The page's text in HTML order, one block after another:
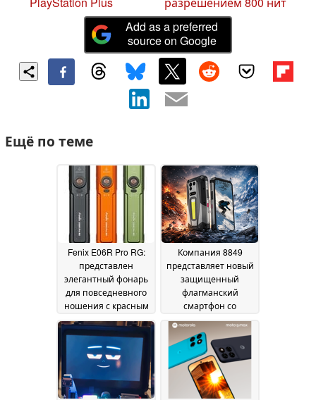
Add as a preferred
source on Google
Ещё по теме
Fenix E06R Pro RG:
представлен
элегантный фонарь
для повседневного
ношения с красным
и белым светом и
лазером20 June 2026
Компания 8849
представляет новый
защищенный
флагманский
смартфон со
встроенным DLP-
проектором с
разрешением 2K20
June 2026